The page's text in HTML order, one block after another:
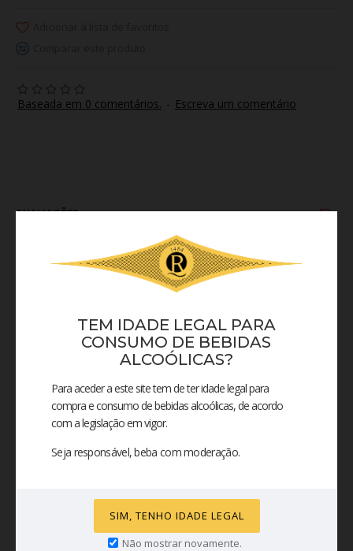
TEM IDADE LEGAL PARA
CONSUMO DE BEBIDAS
ALCOÓLICAS?
Para aceder a este site tem de ter idade legal para
compra e consumo de bebidas alcoólicas, de acordo
com a legislação em vigor.
Seja responsável, beba com moderação.
SIM, TENHO IDADE LEGAL
Não mostrar novamente.
Baseada em 0 comentários. - Escreva um comentário
AVALIAÇÕES
Não há comentários a este produto.
ESCREVA UM COMENTÁRIO
Avaliação Mau Excelente
CONTINUAR